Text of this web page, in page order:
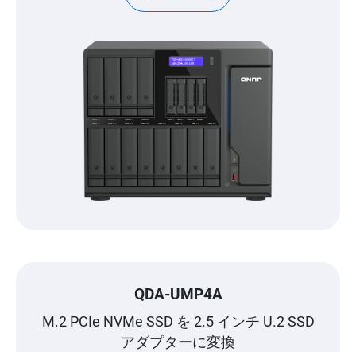
QDA-UMP4A
M.2 PCIe NVMe SSD を 2.5 インチ U.2 SSD
アダプターに変換